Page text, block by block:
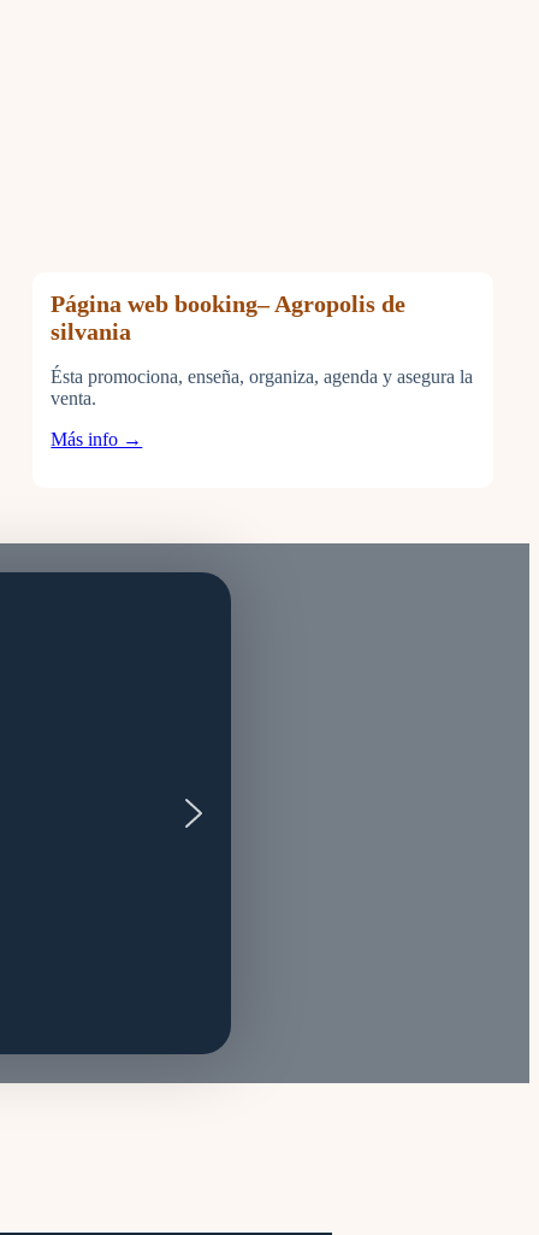
Página web booking– Agropolis de
silvania
Ésta promociona, enseña, organiza, agenda y asegura la
venta.
Más info →